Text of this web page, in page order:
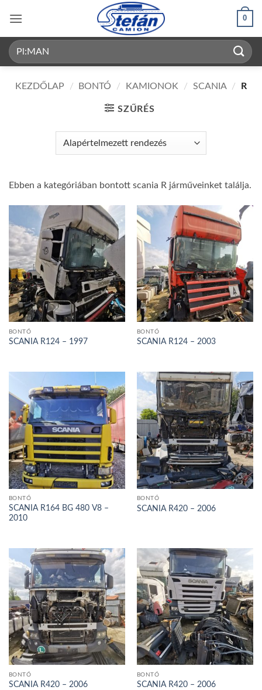
content
0
Keresés
a
KEZDŐLAP / BONTÓ / KAMIONOK / SCANIA / R
SZŰRÉS
Ebben a kategóriában bontott scania R járműveinket találja.
BONTÓ
SCANIA R124 – 1997
BONTÓ
SCANIA R124 – 2003
BONTÓ
SCANIA R164 BG 480 V8 –
2010
BONTÓ
SCANIA R420 – 2006
BONTÓ
SCANIA R420 – 2006
BONTÓ
SCANIA R420 – 2006